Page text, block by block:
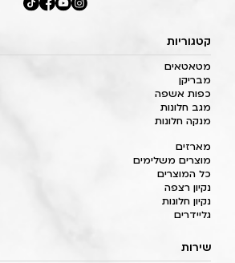
קטגוריות
מטאטאים
מבריקן
כפות אשפה
מגב חלונות
מנקה חלונות
מארזים
מוצרים משלימים
כל המוצרים
נקיון רצפה
נקיון חלונות
גליידרים
שירות